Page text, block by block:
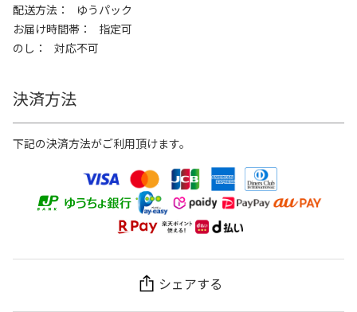
配送方法
ゆうパック
お届け時間帯
指定可
のし
対応不可
決済方法
下記の決済方法がご利用頂けます。
シェアする